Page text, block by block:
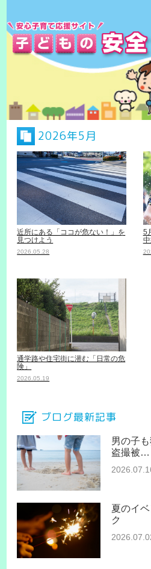
2026年5月
近所にある「ココが危ない！」を
見つけよう
2026.05.28
5
中
通学路や住宅街に潜む「日常の危
険」
2026.05.19
ブログ最新記事
男の子
盗撮被…
夏のイ
ク